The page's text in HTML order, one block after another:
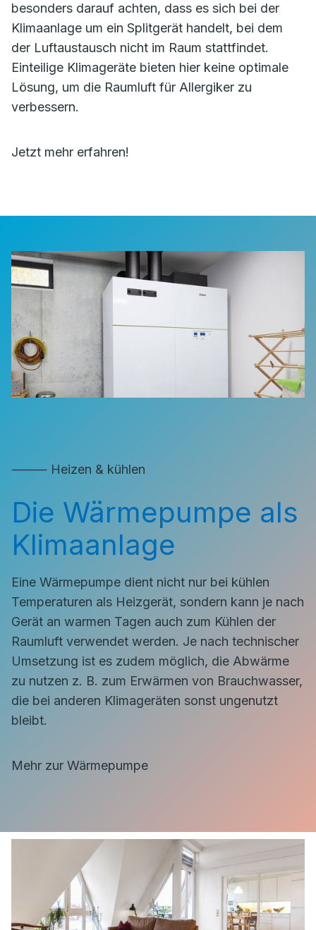
besonders darauf achten, dass es sich bei der
Klimaanlage um ein Splitgerät handelt, bei dem
der Luftaustausch nicht im Raum stattfindet.
Einteilige Klimageräte bieten hier keine optimale
Lösung, um die Raumluft für Allergiker zu
verbessern.
Jetzt mehr erfahren!
⸻ Heizen & kühlen
Die Wärmepumpe als
Klimaanlage
Eine Wärmepumpe dient nicht nur bei kühlen
Temperaturen als Heizgerät, sondern kann je nach
Gerät an warmen Tagen auch zum Kühlen der
Raumluft verwendet werden. Je nach technischer
Umsetzung ist es zudem möglich, die Abwärme
zu nutzen z. B. zum Erwärmen von Brauchwasser,
die bei anderen Klimageräten sonst ungenutzt
bleibt.
Mehr zur Wärmepumpe